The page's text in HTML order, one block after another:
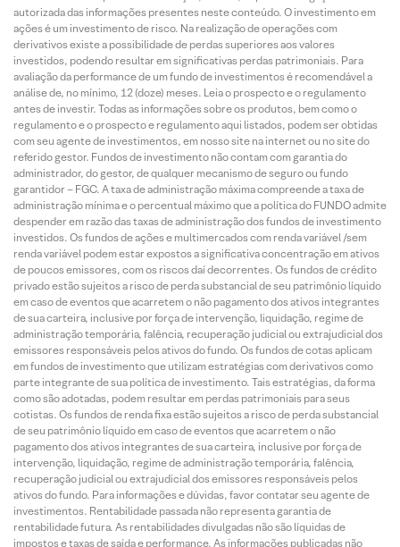
autorizada das informações presentes neste conteúdo. O investimento em
ações é um investimento de risco. Na realização de operações com
derivativos existe a possibilidade de perdas superiores aos valores
investidos, podendo resultar em significativas perdas patrimoniais. Para
avaliação da performance de um fundo de investimentos é recomendável a
análise de, no mínimo, 12 (doze) meses. Leia o prospecto e o regulamento
antes de investir. Todas as informações sobre os produtos, bem como o
regulamento e o prospecto e regulamento aqui listados, podem ser obtidas
com seu agente de investimentos, em nosso site na internet ou no site do
referido gestor. Fundos de investimento não contam com garantia do
administrador, do gestor, de qualquer mecanismo de seguro ou fundo
garantidor – FGC. A taxa de administração máxima compreende a taxa de
administração mínima e o percentual máximo que a política do FUNDO admite
despender em razão das taxas de administração dos fundos de investimento
investidos. Os fundos de ações e multimercados com renda variável /sem
renda variável podem estar expostos a significativa concentração em ativos
de poucos emissores, com os riscos daí decorrentes. Os fundos de crédito
privado estão sujeitos a risco de perda substancial de seu patrimônio líquido
em caso de eventos que acarretem o não pagamento dos ativos integrantes
de sua carteira, inclusive por força de intervenção, liquidação, regime de
administração temporária, falência, recuperação judicial ou extrajudicial dos
emissores responsáveis pelos ativos do fundo. Os fundos de cotas aplicam
em fundos de investimento que utilizam estratégias com derivativos como
parte integrante de sua política de investimento. Tais estratégias, da forma
como são adotadas, podem resultar em perdas patrimoniais para seus
cotistas. Os fundos de renda fixa estão sujeitos a risco de perda substancial
de seu patrimônio líquido em caso de eventos que acarretem o não
pagamento dos ativos integrantes de sua carteira, inclusive por força de
intervenção, liquidação, regime de administração temporária, falência,
recuperação judicial ou extrajudicial dos emissores responsáveis pelos
ativos do fundo. Para informações e dúvidas, favor contatar seu agente de
investimentos. Rentabilidade passada não representa garantia de
rentabilidade futura. As rentabilidades divulgadas não são líquidas de
impostos e taxas de saída e performance. As informações publicadas não